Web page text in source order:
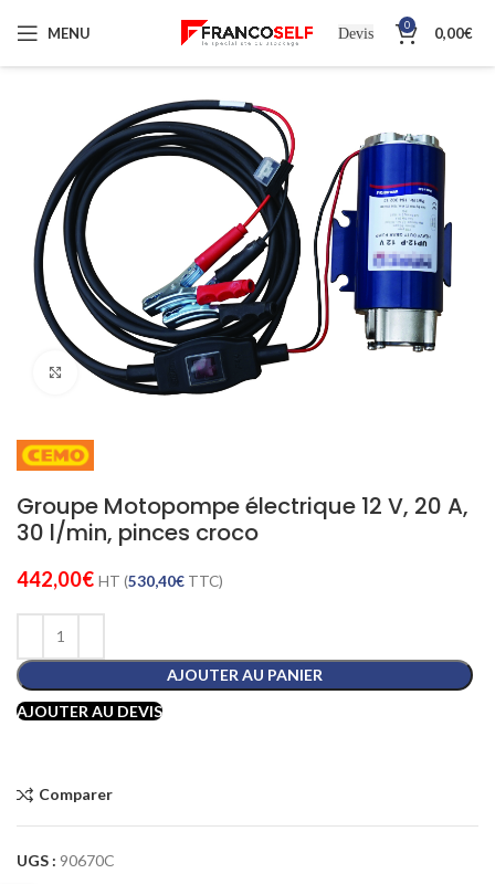
MENU Devis 0 0,00€
Cliquez pour agrandir
Groupe Motopompe électrique 12 V, 20 A,
30 l/min, pinces croco
442,00€ HT (530,40€ TTC)
AJOUTER AU PANIER
AJOUTER AU DEVIS
Comparer
UGS : 90670C